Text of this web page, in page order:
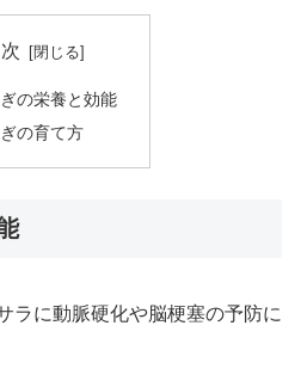
の栄養と効能
の育て方
ラに動脈硬化や脳梗塞の予防に